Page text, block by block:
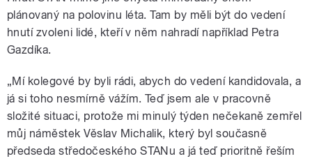
plánovaný na polovinu léta. Tam by měli být do vedení
hnutí zvoleni lidé, kteří v něm nahradí například Petra
Gazdíka.
„Mí kolegové by byli rádi, abych do vedení kandidovala, a
já si toho nesmírně vážím. Teď jsem ale v pracovně
složité situaci, protože mi minulý týden nečekaně zemřel
můj náměstek Věslav Michalik, který byl současně
předseda středočeského STANu a já teď prioritně řeším